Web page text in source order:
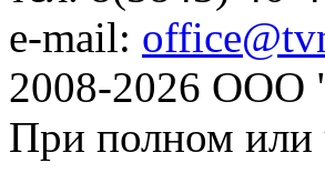
e-mail:
2008-2026 ООО
При полном или